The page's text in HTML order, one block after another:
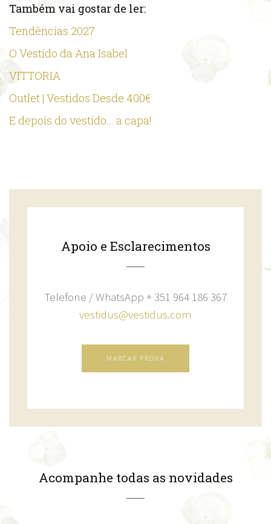
Também vai gostar de ler:
Tendências 2027
O Vestido da Ana Isabel
VITTORIA
Outlet | Vestidos Desde 400€
E depois do vestido... a capa!
Apoio e Esclarecimentos
Telefone / WhatsApp + 351 964 186 367
vestidus@vestidus.com
MARCAR PROVA
Acompanhe todas as novidades